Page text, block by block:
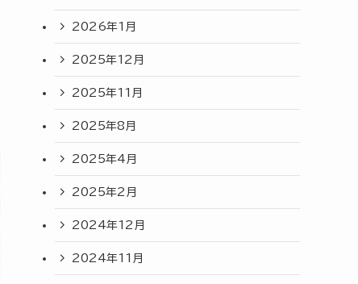
2026年1月
2025年12月
2025年11月
2025年8月
2025年4月
2025年2月
2024年12月
2024年11月